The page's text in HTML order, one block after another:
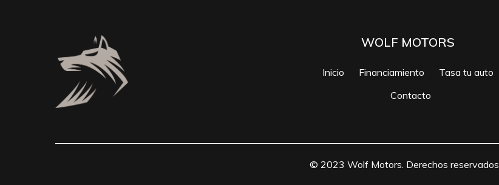
WOLF MOTORS
Inicio Financiamiento
Tasa tu auto
Contacto
© 2023 Wolf Motors. Derechos reservados.